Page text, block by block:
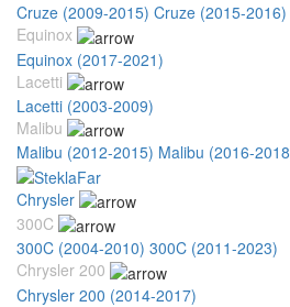
Cruze (2009-2015) Cruze (2015-2016)
Equinox
Equinox (2017-2021)
Lacetti
Lacetti (2003-2009)
Malibu
Malibu (2012-2015) Malibu (2016-
Chrysler
300C
300C (2004-2010) 300C (2011-2023)
Chrysler 200
Chrysler 200 (2014-2017)